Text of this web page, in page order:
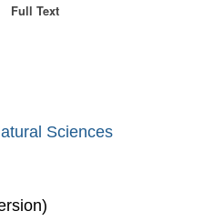
Full Text
Sciences